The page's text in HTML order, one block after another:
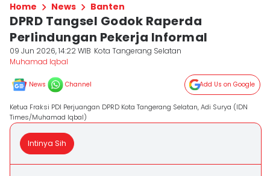
Home News Banten
DPRD Tangsel Godok Raperda
Perlindungan Pekerja Informal
09 Jun 2026, 14:22 WIB Kota Tangerang Selatan
Muhamad Iqbal
News Channel Add Us on Google
Ketua Fraksi PDI Perjuangan DPRD Kota Tangerang Selatan, Adi Surya (IDN
Times/Muhamad Iqbal)
Intinya Sih